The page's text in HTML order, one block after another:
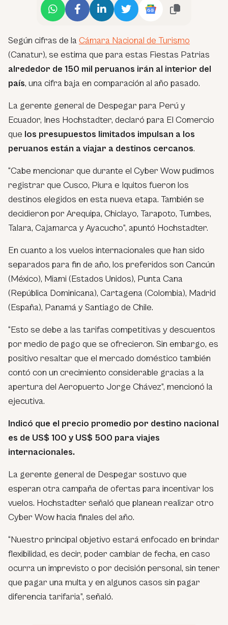
Según cifras de la Cámara Nacional de Turismo
(Canatur), se estima que para estas Fiestas Patrias
alrededor de 150 mil peruanos irán al interior del
país, una cifra baja en comparación al año pasado.
La gerente general de Despegar para Perú y
Ecuador, Ines Hochstadter, declaró para El Comercio
que los presupuestos limitados impulsan a los
peruanos están a viajar a destinos cercanos.
“Cabe mencionar que durante el Cyber Wow pudimos
registrar que Cusco, Piura e Iquitos fueron los
destinos elegidos en esta nueva etapa. También se
decidieron por Arequipa, Chiclayo, Tarapoto, Tumbes,
Talara, Cajamarca y Ayacucho”, apuntó Hochstadter.
En cuanto a los vuelos internacionales que han sido
separados para fin de año, los preferidos son Cancún
(México), Miami (Estados Unidos), Punta Cana
(República Dominicana), Cartagena (Colombia), Madrid
(España), Panamá y Santiago de Chile.
“Esto se debe a las tarifas competitivas y descuentos
por medio de pago que se ofrecieron. Sin embargo, es
positivo resaltar que el mercado doméstico también
contó con un crecimiento considerable gracias a la
apertura del Aeropuerto Jorge Chávez”, mencionó la
ejecutiva.
Indicó que el precio promedio por destino nacional
es de US$ 100 y US$ 500 para viajes
internacionales.
La gerente general de Despegar sostuvo que
esperan otra campaña de ofertas para incentivar los
vuelos. Hochstadter señaló que planean realizar otro
Cyber Wow hacia finales del año.
“Nuestro principal objetivo estará enfocado en brindar
flexibilidad, es decir, poder cambiar de fecha, en caso
ocurra un imprevisto o por decisión personal, sin tener
que pagar una multa y en algunos casos sin pagar
diferencia tarifaria”, señaló.